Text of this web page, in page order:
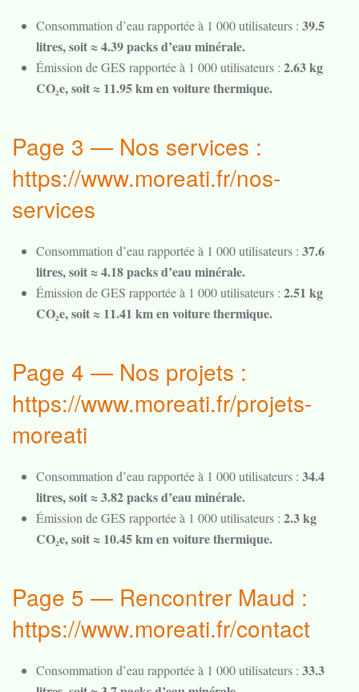
Consommation d’eau rapportée à 1 000 utilisateurs : 39.5
litres, soit ≈ 4.39 packs d’eau minérale.
Émission de GES rapportée à 1 000 utilisateurs : 2.63 kg
CO₂e, soit ≈ 11.95 km en voiture thermique.
Page 3 — Nos services :
https://www.moreati.fr/nos-
services
Consommation d’eau rapportée à 1 000 utilisateurs : 37.6
litres, soit ≈ 4.18 packs d’eau minérale.
Émission de GES rapportée à 1 000 utilisateurs : 2.51 kg
CO₂e, soit ≈ 11.41 km en voiture thermique.
Page 4 — Nos projets :
https://www.moreati.fr/projets-
moreati
Consommation d’eau rapportée à 1 000 utilisateurs : 34.4
litres, soit ≈ 3.82 packs d’eau minérale.
Émission de GES rapportée à 1 000 utilisateurs : 2.3 kg
CO₂e, soit ≈ 10.45 km en voiture thermique.
Page 5 — Rencontrer Maud :
https://www.moreati.fr/contact
Consommation d’eau rapportée à 1 000 utilisateurs : 33.3